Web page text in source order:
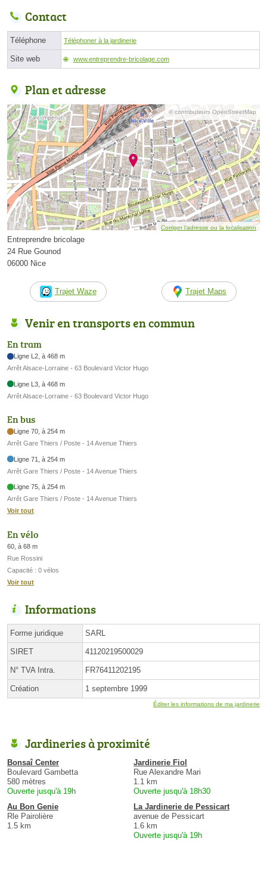
Contact
Téléphone Téléphoner à la jardinerie
Site web www.entreprendre-bricolage.com
Plan et adresse
© contributeurs OpenStreetMap
Corriger l’adresse ou la localisation
Entreprendre bricolage
24 Rue Gounod
06000 Nice
Trajet Waze Trajet Maps
Venir en transports en commun
En tram
Ligne L2, à 468 m
Arrêt Alsace-Lorraine - 63 Boulevard Victor Hugo
Ligne L3, à 468 m
Arrêt Alsace-Lorraine - 63 Boulevard Victor Hugo
En bus
Ligne 70, à 254 m
Arrêt Gare Thiers / Poste - 14 Avenue Thiers
Ligne 71, à 254 m
Arrêt Gare Thiers / Poste - 14 Avenue Thiers
Ligne 75, à 254 m
Arrêt Gare Thiers / Poste - 14 Avenue Thiers
Voir tout
En vélo
60, à 68 m
Rue Rossini
Capacité : 0 vélos
Voir tout
Informations
Forme juridique SARL
SIRET 41120219500029
N° TVA Intra. FR76411202195
Création 1 septembre 1999
Éditer les informations de ma jardinerie
Jardineries à proximité
Bonsaî Center
Boulevard Gambetta
580 mètres
Ouverte jusqu'à 19h
Jardinerie Fiol
Rue Alexandre Mari
1.1 km
Ouverte jusqu'à 18h30
Au Bon Genie
Rle Pairolière
1.5 km
La Jardinerie de Pessicart
avenue de Pessicart
1.6 km
Ouverte jusqu'à 19h